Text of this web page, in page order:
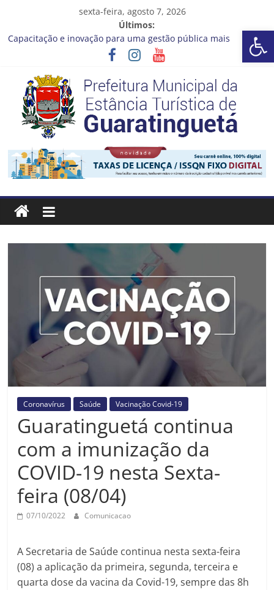
Barra de Ferramentas Aberta
sexta-feira, agosto 7, 2026
Últimos:
Capacitação e inovação para uma gestão pública mais
Seu próximo emprego pode estar mais perto do que você
imagina
Novo curso no Qualifica Guará
Prefeitura de Guaratinguetá divulga novo cronograma dos
editais da PNAB
Guaratinguetá realizará ação de vacinação contra a Febre
Amarela na região da Rocinha
Prefeitura
Estância
Turística
Guaratinguetá
Prefeitura
Estância
Turística
Guaratinguetá
Coronavírus Saúde Vacinação Covid-19
Guaratinguetá continua
com a imunização da
COVID-19 nesta Sexta-
feira (08/04)
07/10/2022 Comunicacao
A Secretaria de Saúde continua nesta sexta-feira
(08) a aplicação da primeira, segunda, terceira e
quarta dose da vacina da Covid-19, sempre das 8h